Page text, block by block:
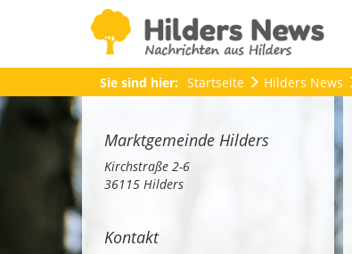
Sie sind hier: Startseite Hilders News
Marktgemeinde Hilders
Kirchstraße 2-6
36115 Hilders
Kontakt